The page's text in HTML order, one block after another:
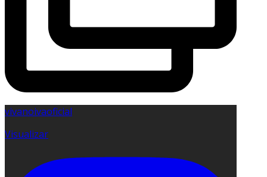
vivanoivaoficial
Visualizar